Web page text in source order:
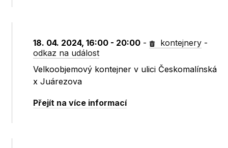
18. 04. 2024, 16:00 - 20:00 - kontejnery -
odkaz na událost
Velkoobjemový kontejner v ulici Českomalínská
x Juárezova
Přejít na více informací